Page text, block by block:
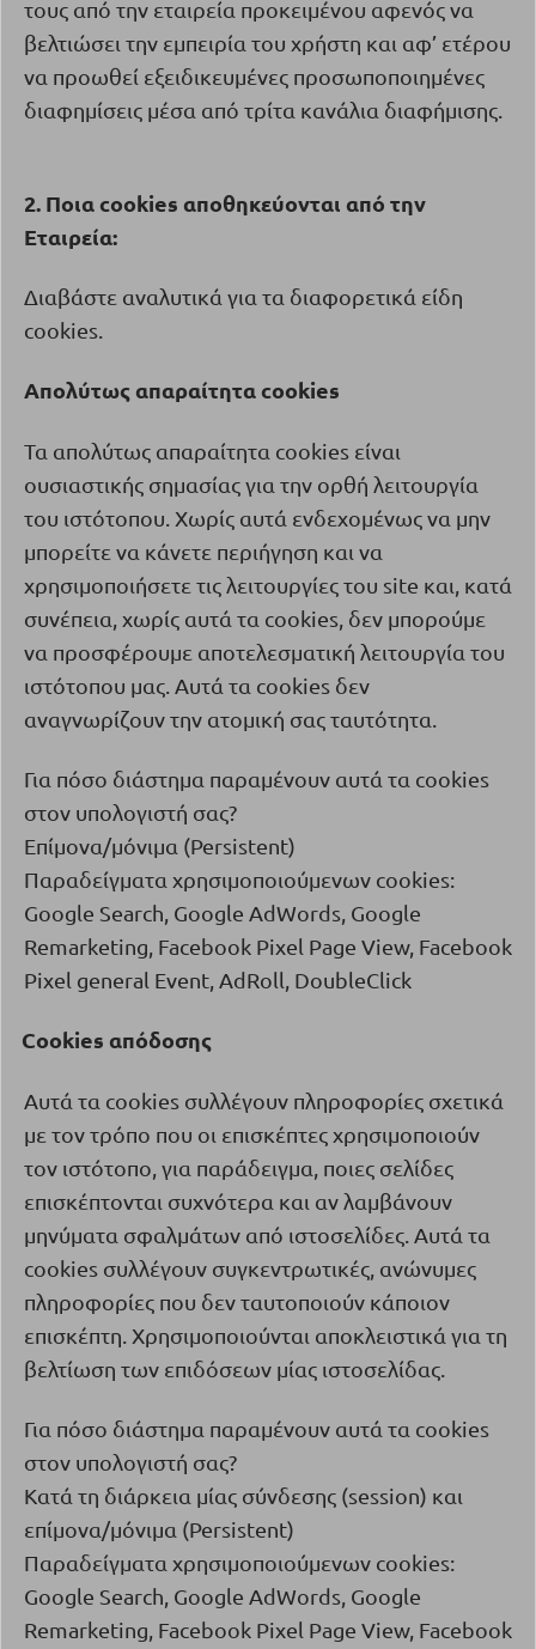
τους από την εταιρεία προκειμένου αφενός να
βελτιώσει την εμπειρία του χρήστη και αφ’ ετέρου
να προωθεί εξειδικευμένες προσωποποιημένες
διαφημίσεις μέσα από τρίτα κανάλια διαφήμισης.
2. Ποιαcookies αποθηκεύονται από την
Εταιρεία:
Διαβάστε αναλυτικά για τα διαφορετικά είδη
cookies.
Απολύτως απαραίτηταcookies
Τα απολύτως απαραίτητα cookies είναι
ουσιαστικής σημασίας για την ορθή λειτουργία
του ιστότοπου. Χωρίς αυτά ενδεχομένως να μην
μπορείτε να κάνετε περιήγηση και να
χρησιμοποιήσετε τις λειτουργίες του site και, κατά
συνέπεια, χωρίς αυτά τα cookies , δεν μπορούμε
να προσφέρουμε αποτελεσματική λειτουργία του
ιστότοπου μας. Αυτά τα cookies δεν
αναγνωρίζουν την ατομική σας ταυτότητα.
Για πόσο διάστημα παραμένουν αυτά τα cookies
στον υπολογιστή σας?
Επίμονα/μόνιμα (Persistent)
Παραδείγματα χρησιμοποιούμενων cookies:
Google Search, Google AdWords, Google
Remarketing, Facebook Pixel Page View, Facebook
Pixel general Event, AdRoll, DoubleClick
Cookies απόδοσης
Αυτά τα cookies συλλέγουν πληροφορίες σχετικά
με τον τρόπο που οι επισκέπτες χρησιμοποιούν
τον ιστότοπο, για παράδειγμα, ποιες σελίδες
επισκέπτονται συχνότερα και αν λαμβάνουν
μηνύματα σφαλμάτων από ιστοσελίδες. Αυτά τα
cookies συλλέγουν συγκεντρωτικές, ανώνυμες
πληροφορίες που δεν ταυτοποιούν κάποιον
επισκέπτη. Χρησιμοποιούνται αποκλειστικά για τη
βελτίωση των επιδόσεων μίας ιστοσελίδας.
Για πόσο διάστημα παραμένουν αυτά τα cookies
στον υπολογιστή σας?
Κατά τη διάρκεια μίας σύνδεσης (session) και
επίμονα/μόνιμα (Persistent)
Παραδείγματα χρησιμοποιούμενων cookies:
Google Search, Google AdWords, Google
Remarketing, Facebook Pixel Page View, Facebook